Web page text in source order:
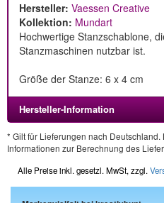
Hersteller: Vaessen Creative
Kollektion: Mundart
Hochwertige Stanzschablone,
Stanzmaschinen nutzbar ist.
Größe der Stanze: 6 x 4 cm
Hersteller-Information
* Gilt für Lieferungen nach
Informationen zur Berechnung des
Alle Preise inkl. gesetzl. MwSt, zzgl.